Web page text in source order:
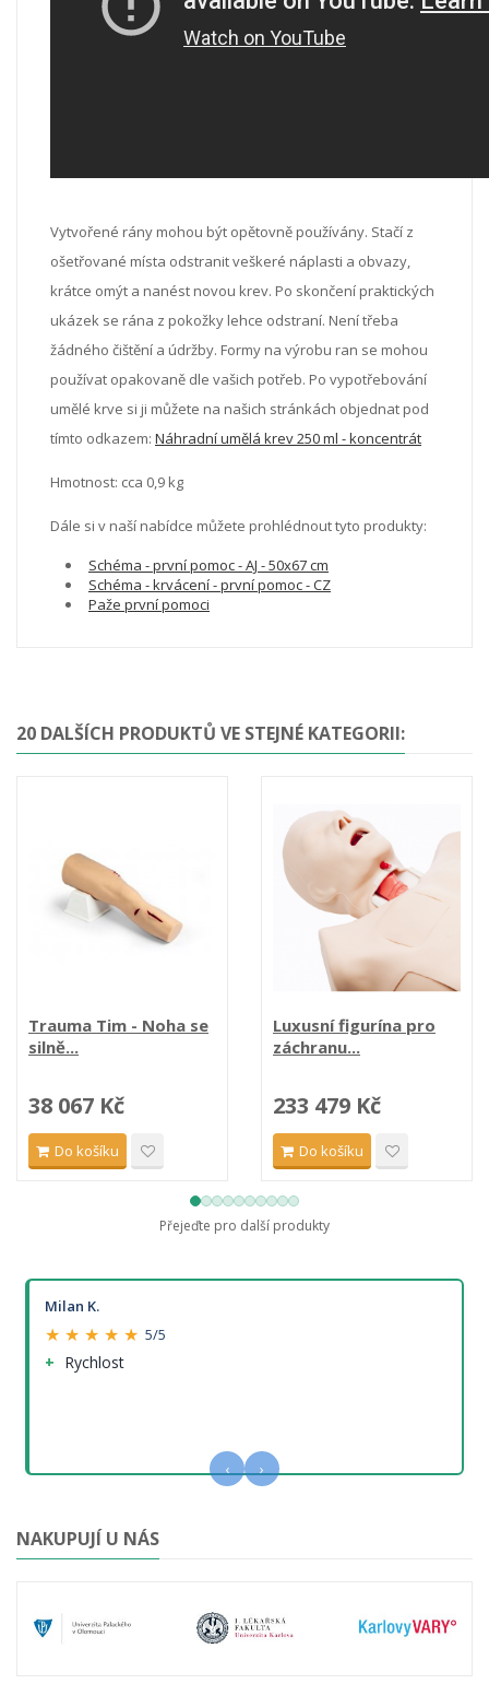
Vytvořené rány mohou být opětovně používány. Stačí z
ošetřované místa odstranit veškeré náplasti a obvazy,
krátce omýt a nanést novou krev. Po skončení praktických
ukázek se rána z pokožky lehce odstraní. Není třeba
žádného čištění a údržby. Formy na výrobu ran se mohou
používat opakovaně dle vašich potřeb. Po vypotřebování
umělé krve si ji můžete na našich stránkách objednat pod
tímto odkazem: Náhradní umělá krev 250 ml - koncentrát
Hmotnost: cca 0,9 kg
Dále si v naší nabídce můžete prohlédnout tyto produkty:
Schéma - první pomoc - AJ - 50x67 cm
Schéma - krvácení - první pomoc - CZ
Paže první pomoci
20 DALŠÍCH PRODUKTŮ VE STEJNÉ KATEGORII:
Trauma Tim - Noha se
silně...
38 067 Kč
Do košíku
Luxusní figurína pro
záchranu...
233 479 Kč
Do košíku
Přejeďte pro další produkty
Milan K.
★ ★ ★ ★ ★ 5/5
Rychlost
‹ ›
NAKUPUJÍ U NÁS